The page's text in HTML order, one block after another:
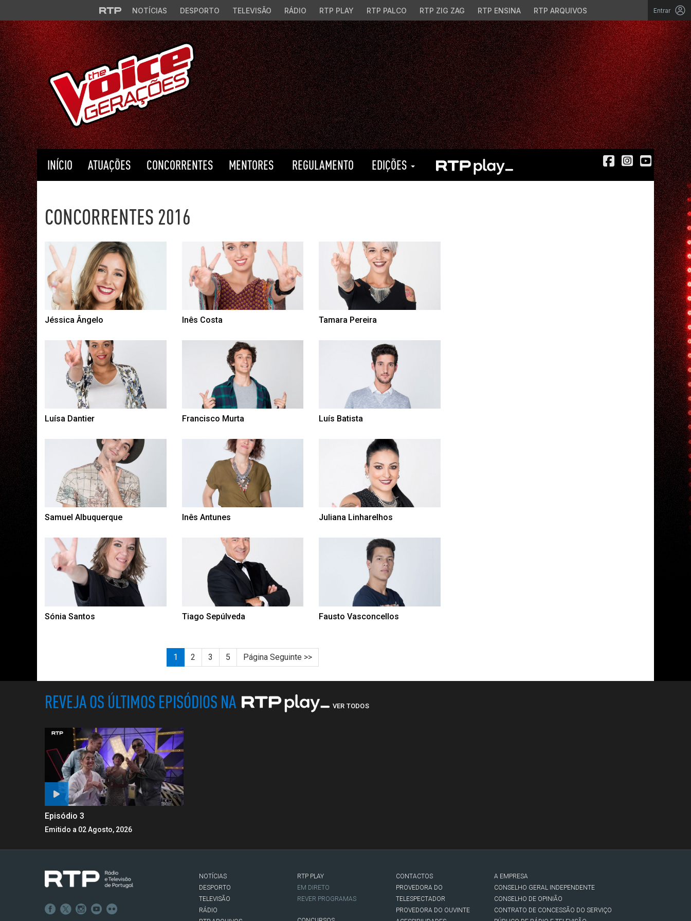
Saltar para o conteúdo principal
NOTÍCIAS DESPORTO TELEVISÃO RÁDIO RTP PLAY RTP PALCO RTP ZIG ZAG RTP ENSINA RTP ARQUIVOS Entrar
INÍCIO ATUAÇÕES CONCORRENTES MENTORES REGULAMENTO EDIÇÕES
The Voice Portugal
CONCORRENTES 2016
Jéssica Ângelo Inês Costa Tamara Pereira
Luísa Dantier Francisco Murta Luís Batista
Samuel Albuquerque Inês Antunes Juliana Linharelhos
Sónia Santos Tiago Sepúlveda Fausto Vasconcellos
1 2 3 5 Página Seguinte >>
REVEJA OS ÚLTIMOS EPISÓDIOS NA VER TODOS
Episódio 3
Emitido a 02 Agosto, 2026
NOTÍCIAS
DESPORTO
TELEVISÃO
RÁDIO
RTP PLAY
EM DIRETO
REVER PROGRAMAS
CONTACTOS
PROVEDORA DO
TELESPECTADOR
PROVEDORA DO OUVINTE
A EMPRESA
CONSELHO GERAL INDEPENDENTE
CONSELHO DE OPINIÃO
CONTRATO DE CONCESSÃO DO SERVIÇO